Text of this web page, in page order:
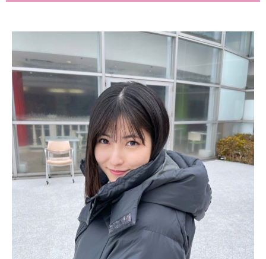
います。
現在は20歳になったことでより一層大人の魅力を感じさせる
ものとなっていて、今後もスタイルを活かした活動は多いと
思われます。
北川莉央のかわいい目の二重は整形？身長と体重、
カップサイズは？水着姿も紹介